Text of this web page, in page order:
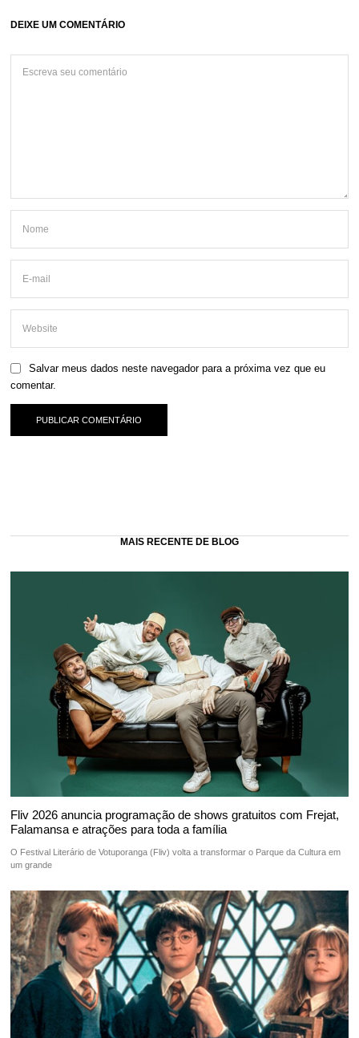
DEIXE UM COMENTÁRIO
Salvar meus dados neste navegador para a próxima vez que eu
comentar.
MAIS RECENTE DE BLOG
Fliv 2026 anuncia programação de shows gratuitos com Frejat,
Falamansa e atrações para toda a família
O Festival Literário de Votuporanga (Fliv) volta a transformar o Parque da Cultura em
um grande